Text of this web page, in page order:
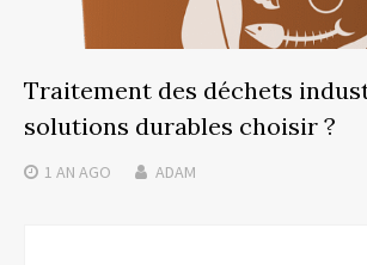
Traitement des déchets
solutions durables choisir ?
1 AN AGO ADAM